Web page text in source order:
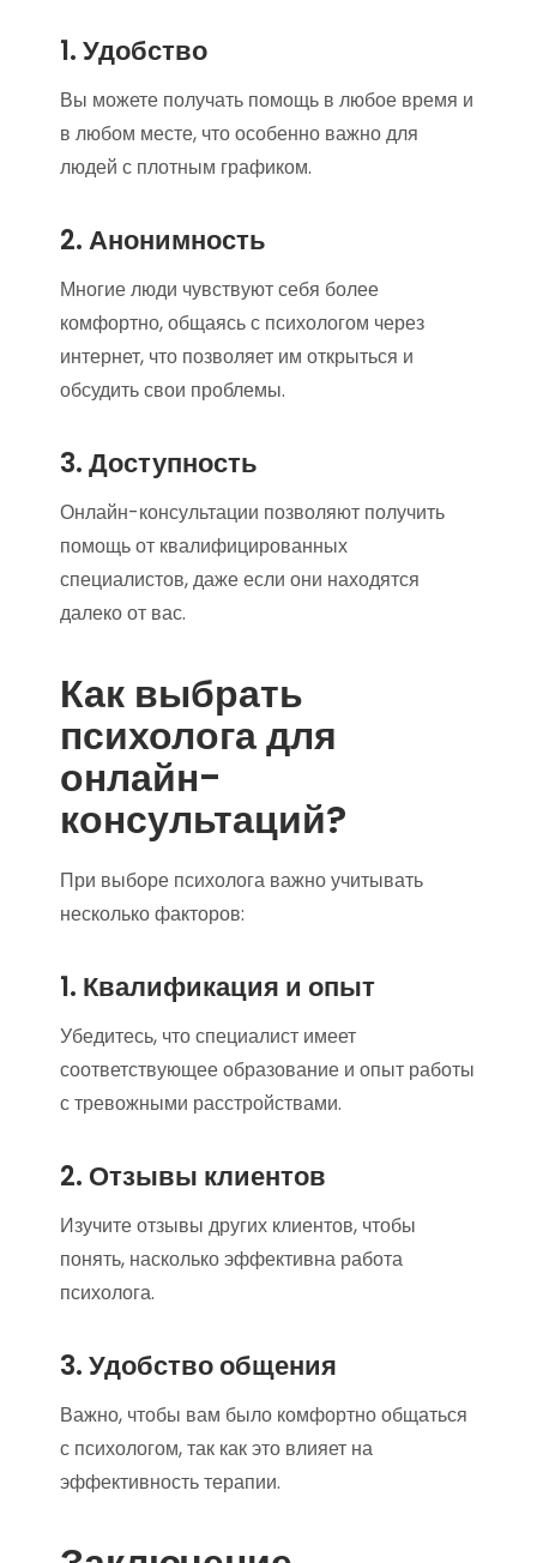
1. Удобство
Вы можете получать помощь в любое время и
в любом месте, что особенно важно для
людей с плотным графиком.
2. Анонимность
Многие люди чувствуют себя более
комфортно, общаясь с психологом через
интернет, что позволяет им открыться и
обсудить свои проблемы.
3. Доступность
Онлайн-консультации позволяют получить
помощь от квалифицированных
специалистов, даже если они находятся
далеко от вас.
Как выбрать
психолога для
онлайн-
консультаций?
При выборе психолога важно учитывать
несколько факторов:
1. Квалификация и опыт
Убедитесь, что специалист имеет
соответствующее образование и опыт работы
с тревожными расстройствами.
2. Отзывы клиентов
Изучите отзывы других клиентов, чтобы
понять, насколько эффективна работа
психолога.
3. Удобство общения
Важно, чтобы вам было комфортно общаться
с психологом, так как это влияет на
эффективность терапии.